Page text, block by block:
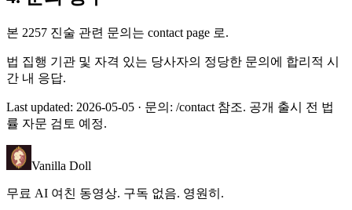
본 2257 진술 관련 문의는 contact page 로.
법 집행 기관 및 자격 있는 당사자의 정당한 문의에 합리적 시
간 내 응답.
Last updated: 2026-05-05 · 문의: /contact 참조. 공개 출시 전 법
률 자문 검토 예정.
Vanilla Doll
무료 AI 여친 동영상. 구독 없음. 영원히.